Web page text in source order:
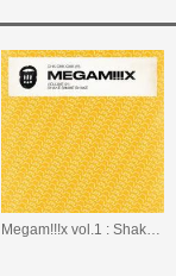
Megam!!!x vol.1 : Shake Shake Shake